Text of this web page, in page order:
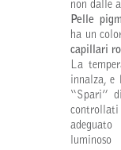
non dalle
Pelle
ha un
capillari
La
innalza, e
“Spari”
controllati